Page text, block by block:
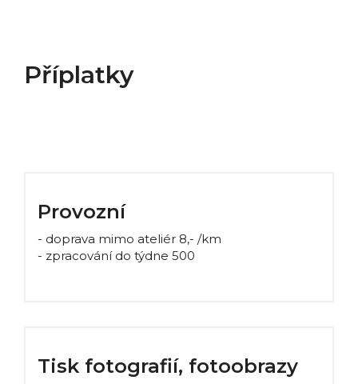
Příplatky
Provozní
- doprava mimo ateliér 8,- /km
- zpracování do týdne 500
Tisk fotografií, fotoobrazy